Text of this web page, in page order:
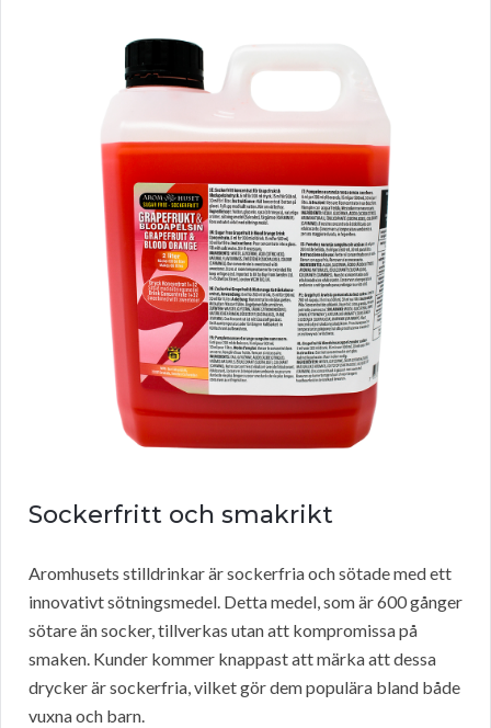
Sockerfritt och smakrikt
Aromhusets stilldrinkar är sockerfria och sötade med ett
innovativt sötningsmedel. Detta medel, som är 600 gånger
sötare än socker, tillverkas utan att kompromissa på
smaken. Kunder kommer knappast att märka att dessa
drycker är sockerfria, vilket gör dem populära bland både
vuxna och barn.